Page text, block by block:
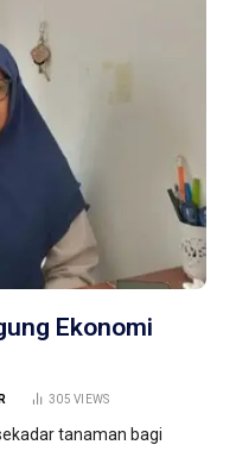
Ekonomi
305VIEWS
tanaman bagi